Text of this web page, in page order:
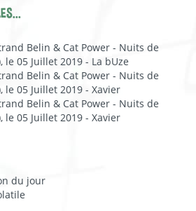
Belin & Cat Power - Nuits de
le 05 Juillet 2019 - La bUze
Belin & Cat Power - Nuits de
le 05 Juillet 2019 - Xavier
Belin & Cat Power - Nuits de
le 05 Juillet 2019 - Xavier
du jour